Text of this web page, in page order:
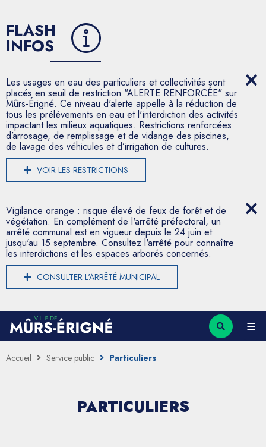
FLASH
INFOS
Les usages en eau des particuliers et collectivités sont
placés en seuil de restriction "ALERTE RENFORCÉE" sur
Mûrs-Érigné. Ce niveau d'alerte appelle à la réduction de
tous les prélèvements en eau et l'interdiction des activités
impactant les milieux aquatiques. Restrictions renforcées
d’arrosage, de remplissage et de vidange des piscines,
de lavage des véhicules et d’irrigation de cultures.
VOIR LES RESTRICTIONS
Vigilance orange : risque élevé de feux de forêt et de
végétation. En complément de l'arrêté préfectoral, un
arrêté communal est en vigueur depuis le 24 juin et
jusqu'au 15 septembre. Consultez l'arrêté pour connaître
les interdictions et les espaces arborés concernés.
CONSULTER L'ARRÊTÉ MUNICIPAL
Accueil Service public Particuliers
PARTICULIERS